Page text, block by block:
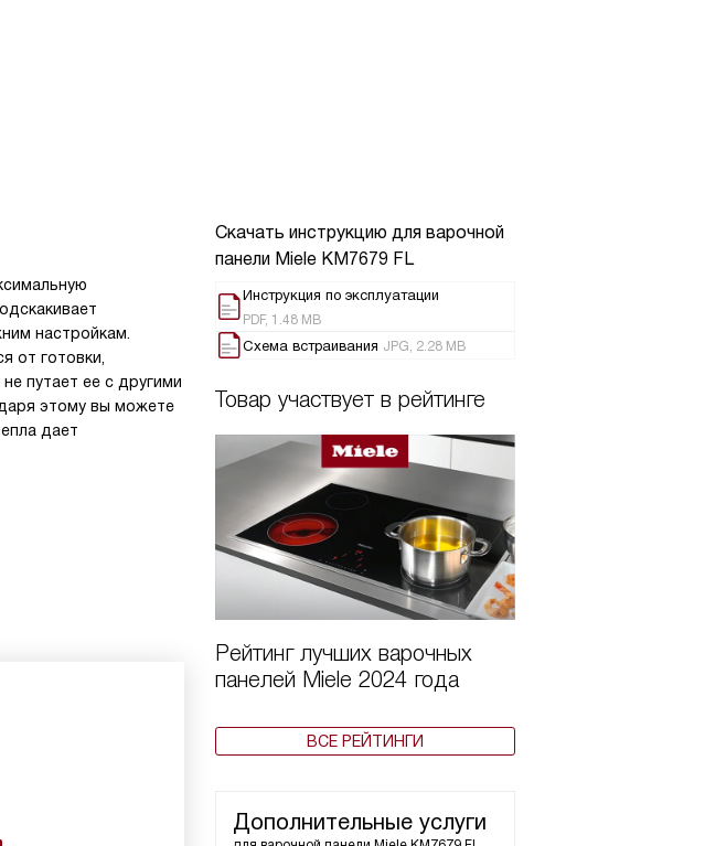
Скачать инструкцию для варочной
панели Miele KM7679 FL
Инструкция по эксплуатации
PDF, 1.48 MB
Схема встраивания JPG, 2.28 MB
Товар участвует в рейтинге
Рейтинг лучших варочных
панелей Miele 2024 года
ВСЕ РЕЙТИНГИ
Дополнительные услуги
настройкам.
от готовки,
путает ее с другими
этому вы можете
дает